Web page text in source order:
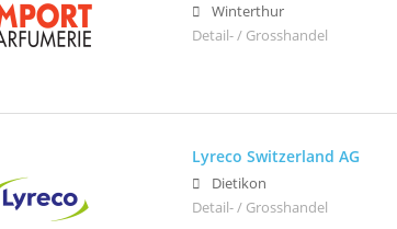
Winterthur
Detail- / Grosshandel
Lyreco Switzerland AG
Dietikon
Detail- / Grosshandel